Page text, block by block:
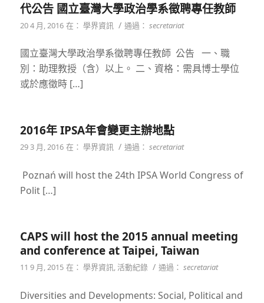
代公告 國立臺灣大學政治學系徵聘專任教師
20 4 月, 2016 在： 學界資訊 / 通過： secretariat
國立臺灣大學政治學系徵聘專任教師 公告 一、職
別：助理教授（含）以上。 二、資格：需具博士學位
或於應徵時 […]
2016年 IPSA年會變更主辦地點
29 3 月, 2016 在： 學界資訊 / 通過： secretariat
Poznań will host the 24th IPSA World Congress of
Polit […]
CAPS will host the 2015 annual meeting
and conference at Taipei, Taiwan
11 9 月, 2015 在： 學界資訊, 活動紀錄 / 通過： secretariat
Diversities and Developments: Social, Political and